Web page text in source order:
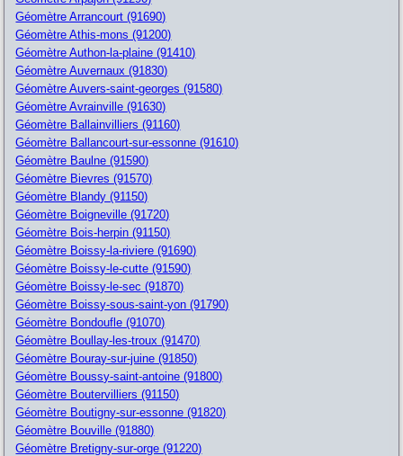
Géomètre Arrancourt (91690)
Géomètre Athis-mons (91200)
Géomètre Authon-la-plaine (91410)
Géomètre Auvernaux (91830)
Géomètre Auvers-saint-georges (91580)
Géomètre Avrainville (91630)
Géomètre Ballainvilliers (91160)
Géomètre Ballancourt-sur-essonne (91610)
Géomètre Baulne (91590)
Géomètre Bievres (91570)
Géomètre Blandy (91150)
Géomètre Boigneville (91720)
Géomètre Bois-herpin (91150)
Géomètre Boissy-la-riviere (91690)
Géomètre Boissy-le-cutte (91590)
Géomètre Boissy-le-sec (91870)
Géomètre Boissy-sous-saint-yon (91790)
Géomètre Bondoufle (91070)
Géomètre Boullay-les-troux (91470)
Géomètre Bouray-sur-juine (91850)
Géomètre Boussy-saint-antoine (91800)
Géomètre Boutervilliers (91150)
Géomètre Boutigny-sur-essonne (91820)
Géomètre Bouville (91880)
Géomètre Bretigny-sur-orge (91220)